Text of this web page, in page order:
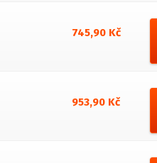
745,90 Kč
953,90 Kč